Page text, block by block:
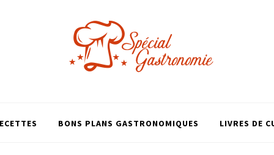
BONS PLANS GASTRONOMIQUES LIVRES DE